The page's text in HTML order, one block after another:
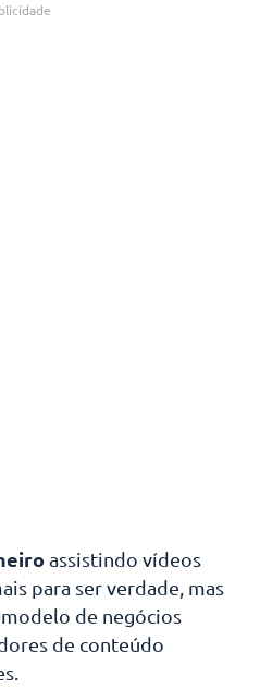
assistindo vídeos
para ser verdade, mas
de negócios
de conteúdo